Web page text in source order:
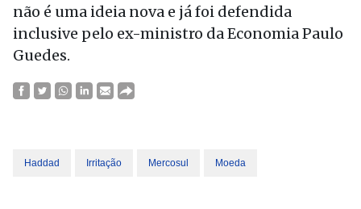
não é uma ideia nova e já foi defendida
inclusive pelo ex-ministro da Economia Paulo
Guedes.
Haddad Irritação Mercosul Moeda